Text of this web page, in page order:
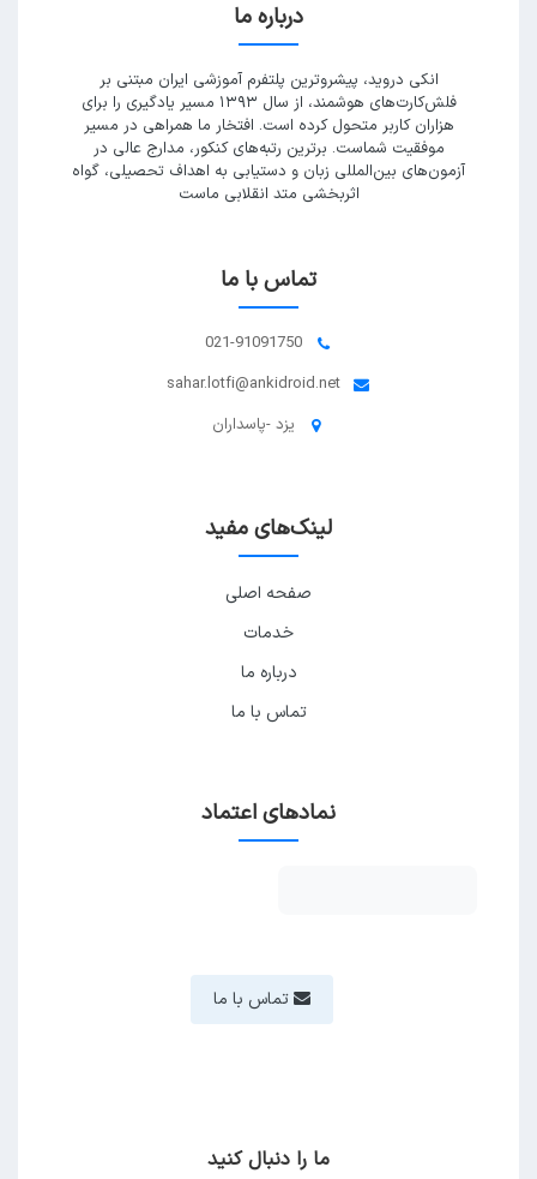
درباره ما
انکی دروید، پیشروترین پلتفرم آموزشی ایران مبتنی بر
فلش‌کارت‌های هوشمند، از سال ۱۳۹۳ مسیر یادگیری را برای
هزاران کاربر متحول کرده است. افتخار ما همراهی در مسیر
موفقیت شماست. برترین رتبه‌های کنکور، مدارج عالی در
آزمون‌های بین‌المللی زبان و دستیابی به اهداف تحصیلی، گواه
اثربخشی متد انقلابی ماست
تماس با ما
021-91091750
sahar.lotfi@ankidroid.net
یزد -پاسداران
لینک‌های مفید
صفحه اصلی
خدمات
درباره ما
تماس با ما
نمادهای اعتماد
تماس با ما
ما را دنبال کنید